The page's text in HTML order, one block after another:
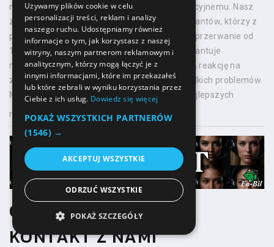
naszemu profesjonalnemu serwisowi gwarancyjnemu. Nasz
zespół składa się z wykwalifikowanych serwisantów, którzy z
pasją i zaangażowaniem pracują w branży nieprzerwanie od
1992 roku. To wieloletnie doświadczenie gwarantuje
najwyższą jakość świadczonych usług, szybką reakcję na
zgłoszenia oraz skuteczne rozwiązania wszelkich problemów.
Możesz być pewien, że Twój produkt jest w najlepszych
rękach.
OBSŁUGA KLIENTA-
KONTAKT Z NAMI
Używamy plików cookie w celu
personalizacji treści, reklam i analizy
naszego ruchu. Udostępniamy również
informacje o tym, jak korzystasz z naszej
witryny, naszym partnerom reklamowym i
analitycznym, którzy mogą łączyć je z
innymi informacjami, które im przekazałeś
lub które zebrali w wyniku korzystania przez
Ciebie z ich usług. Dowiedz się więcej
POKAŻ WSZYSTKICH PARTNERÓW
(1546) →
AKCEPTUJ WSZYSTKIE
ODRZUĆ WSZYSTKIE
POKAŻ SZCZEGÓŁY